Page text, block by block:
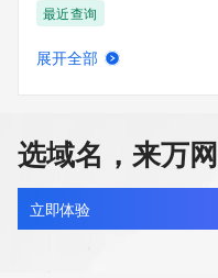
最近查询
chobits.cn
最近查询
展开全部
选域名，来万网
立即体验